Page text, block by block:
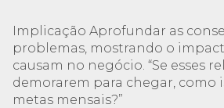
Implicação Aprofundar as
problemas, mostrando o
causam no negócio. “Se esses
demorarem para chegar, como
metas mensais?”